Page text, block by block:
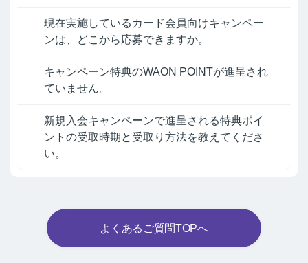
現在実施しているカード会員向けキャンペー
ンは、どこから応募できますか。
キャンペーン特典のWAON POINTが進呈され
ていません。
新規入会キャンペーンで進呈される特典ポイ
ントの受取時期と受取り方法を教えてくださ
い。
よくあるご質問TOPへ